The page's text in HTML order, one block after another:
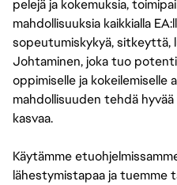
pelejä ja kokemuksia,
mahdollisuuksia kaikkialla
sopeutumiskykyä, sitkeyttä,
Johtaminen, joka tuo
oppimiselle ja kokeilemiselle
mahdollisuuden tehdä
kasvaa.
Käytämme
lähestymistapaa ja tuemme